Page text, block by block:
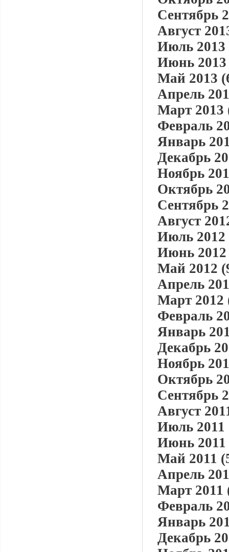
Сентябрь
Август
Июль 2013
Июнь 2013
Май 2013
Апрель
Март 2013
Февраль
Январь
Декабрь
Ноябрь
Октябрь
Сентябрь
Август
Июль 2012
Июнь 2012
Май 2012
Апрель
Март 2012
Февраль
Январь
Декабрь
Ноябрь
Октябрь
Сентябрь
Август
Июль 2011
Июнь 2011
Май 2011
Апрель
Март 2011
Февраль
Январь
Декабрь